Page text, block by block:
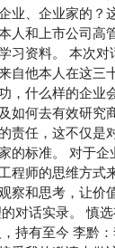
业、企业家的？
人和上市公司高
习资料。 本次对
自他本人在这三
，什么样的企业
如何去有效研究
责任，这不仅是
的标准。 对于企
程师的思维方式
察和思考，让价
对话实录。 慎
持有至今 李黔：